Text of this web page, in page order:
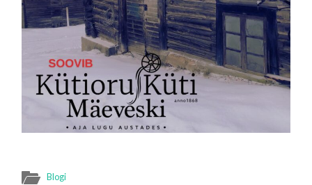
Blogi